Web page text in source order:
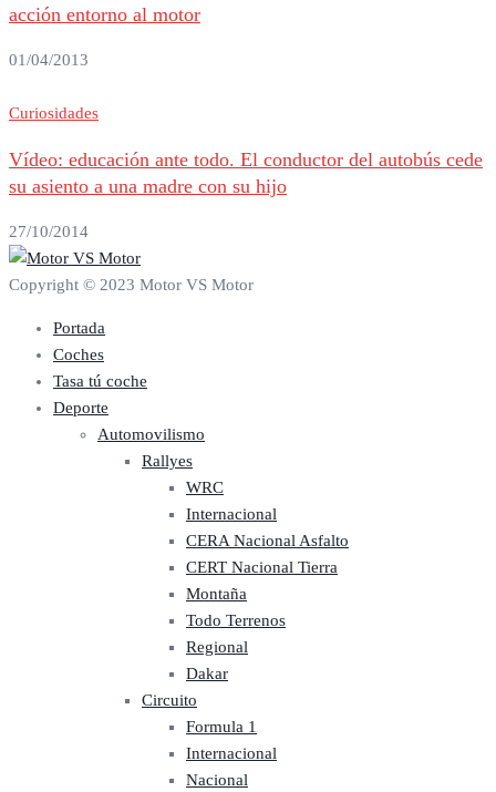
acción entorno al motor
01/04/2013
Curiosidades
Vídeo: educación ante todo. El conductor del autobús cede
su asiento a una madre con su hijo
27/10/2014
Copyright © 2023 Motor VS Motor
Portada
Coches
Tasa tú coche
Deporte
Automovilismo
Rallyes
WRC
Internacional
CERA Nacional Asfalto
CERT Nacional Tierra
Montaña
Todo Terrenos
Regional
Dakar
Circuito
Formula 1
Internacional
Nacional